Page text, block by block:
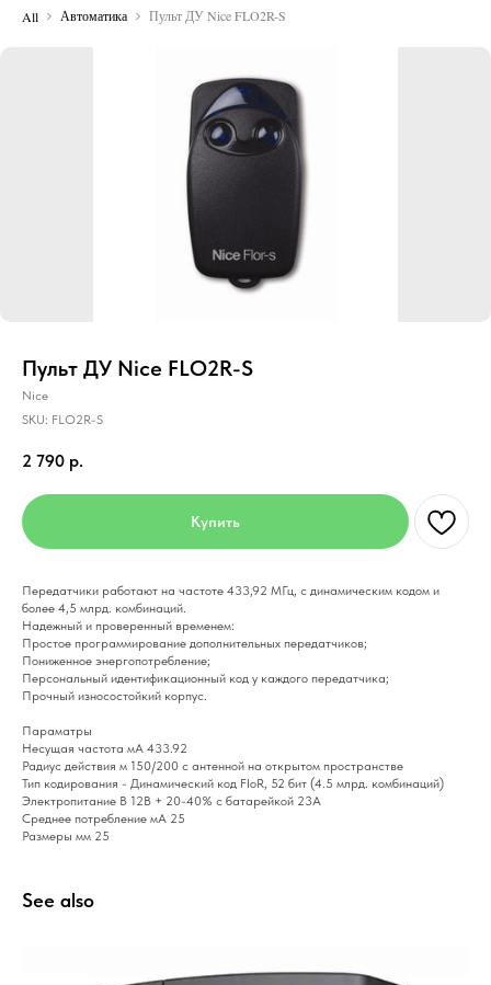
All Автоматика Пульт ДУ Nice FLO2R-S
Пульт ДУ Nice FLO2R-S
Nice
SKU: FLO2R-S
2 790 р.
Купить
Передатчики работают на частоте 433,92 МГц, с динамическим кодом и
более 4,5 млрд. комбинаций.
Надежный и проверенный временем:
Простое программирование дополнительных передатчиков;
Пониженное энергопотребление;
Персональный идентификационный код у каждого передатчика;
Прочный износостойкий корпус.
Параматры
Несущая частота мА 433.92
Радиус действия м 150/200 с антенной на открытом пространстве
Тип кодирования - Динамический код FloR, 52 бит (4.5 млрд. комбинаций)
Электропитание В 12В + 20-40% с батарейкой 23А
Среднее потребление мА 25
Размеры мм 25
See also